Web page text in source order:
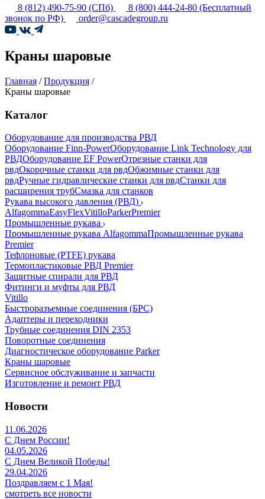
8 (812) 490-75-90 (СПб) 8 (800) 444-24-80 (Бесплатный
звонок по РФ)
order@cascadegroup.ru
Краны шаровые
Главная /Продукция /
Краны шаровые
Каталог
Оборудование для производства РВД
Оборудование Finn-PowerОборудование Link Technology для
РВДОборудование EF PowerОтрезные станки для
рвдОкорочные станки для рвдОбжимные станки для
рвдРучные гидравлические станки для рвдСтанки для
расширения трубСмазка для станков
Рукава высокого давления (РВД)
AlfagommaEasyFlexVitilloParkerPremier
Промышленные рукава
Промышленные рукава AlfagommaПромышленные рукава
Premier
Тефлоновые (PTFE) рукава
Термопластиковые РВД Premier
Защитные спирали для РВД
Фитинги и муфты для РВД
Vitillo
Быстроразъемные соединения (БРС)
Адаптеры и переходники
Трубные соединения DIN 2353
Поворотные соединения
Диагностическое оборудование Parker
Краны шаровые
Сервисное обслуживание и запчасти
Изготовление и ремонт РВД
Новости
11.06.2026
С Днем России!
04.05.2026
С Днем Великой Победы!
29.04.2026
Поздравляем с 1 Мая!
смотреть все новости